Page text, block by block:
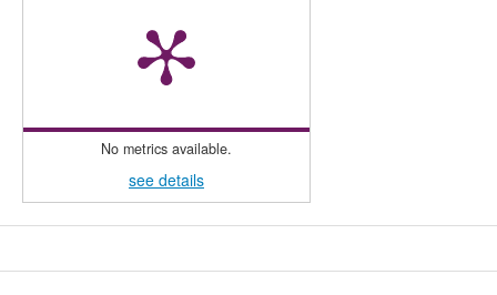
No metrics available.
see details